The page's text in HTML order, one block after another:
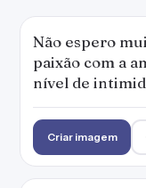
Não espero
paixão com a
nível de
Criar imagem